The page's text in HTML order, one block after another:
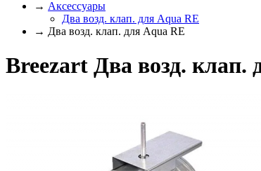
→ Аксессуары
Два возд. клап. для Aqua RE
→ Два возд. клап. для Aqua RE
Breezart Два возд. клап.